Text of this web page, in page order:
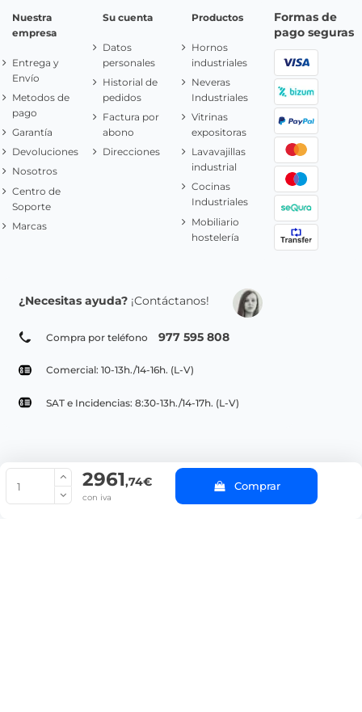
2961,74€
con iva
Comprar
Nuestra
empresa
Entrega y
Envío
Metodos de
pago
Garantía
Devoluciones
Nosotros
Centro de
Soporte
Marcas
Su cuenta
Datos
personales
Historial de
pedidos
Factura por
abono
Direcciones
Productos
Hornos
industriales
Neveras
Industriales
Vitrinas
expositoras
Lavavajillas
industrial
Cocinas
Industriales
Mobiliario
hostelería
Formas de
pago seguras
¿Necesitas ayuda? ¡Contáctanos!
Compra por teléfono 977 595 808
Comercial: 10-13h./14-16h. (L-V)
SAT e Incidencias: 8:30-13h./14-17h. (L-V)
© Copyright 2022 PepeBar.com | Política de cookies |
Aviso legal y
Condiciones generales de compra |